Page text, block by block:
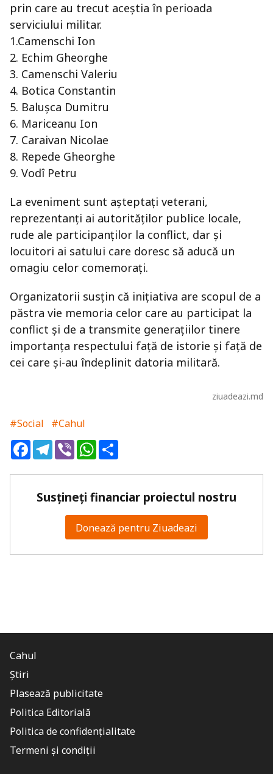
prin care au trecut aceștia în perioada
serviciului militar.
1.Camenschi Ion
2. Echim Gheorghe
3. Camenschi Valeriu
4. Botica Constantin
5. Balușca Dumitru
6. Mariceanu Ion
7. Caraivan Nicolae
8. Repede Gheorghe
9. Vodî Petru
La eveniment sunt așteptați veterani,
reprezentanți ai autorităților publice locale,
rude ale participanților la conflict, dar și
locuitori ai satului care doresc să aducă un
omagiu celor comemorați.
Organizatorii susțin că inițiativa are scopul de a
păstra vie memoria celor care au participat la
conflict și de a transmite generațiilor tinere
importanța respectului față de istorie și față de
cei care și-au îndeplinit datoria militară.
ziuadeazi.md
#Social
#Cahul
FacebookTelegram
ViberWhatsApp
Susțineți financiar proiectul nostru
Donează pentru Ziuadeazi
Cahul
Știri
Plasează publicitate
Politica Editorială
Politica de confidențialitate
Termeni și condiții